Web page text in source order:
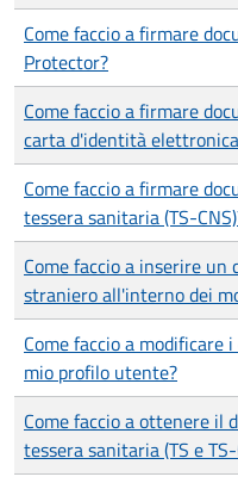
Come faccio a firmare
Protector?
Come faccio a firmare
carta d'identità elettronica
Come faccio a firmare
tessera sanitaria (TS-
Come faccio a inserire un
straniero all'interno dei
Come faccio a modificare
mio profilo utente?
Come faccio a ottenere il
tessera sanitaria (TS e TS-